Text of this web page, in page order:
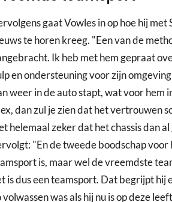
gaat Vowles in op hoe hij
te horen kreeg. "Een van de
Ik heb met hem gepraat
en ondersteuning voor zijn
weer in de auto stapt, wat voor hem
dan zul je zien dat het vertrouwen
helemaal zeker dat het chassis dan
"En de tweede boodschap
is, maar wel de vreemdste
is dus een teamsport. Dat begrijpt hij
volwassen was als hij nu is op deze